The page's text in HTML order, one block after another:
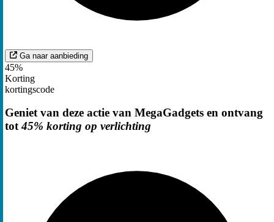
Ga naar aanbieding
45%
Korting
kortingscode
Geniet van deze actie van MegaGadgets en ontvang
tot45% korting op verlichting